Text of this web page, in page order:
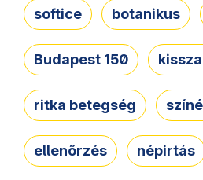
softice botanikus
Budapest 150
ritka betegség
ellenőrzés népirtás